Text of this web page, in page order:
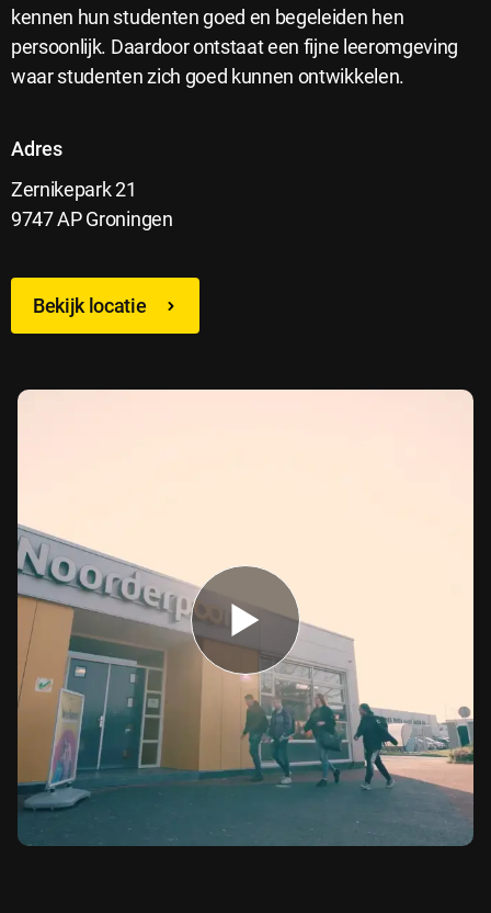
kennen hun studenten goed en begeleiden hen
persoonlijk. Daardoor ontstaat een fijne leeromgeving
waar studenten zich goed kunnen ontwikkelen.
Adres
Zernikepark 21
9747 AP Groningen
Bekijk locatie